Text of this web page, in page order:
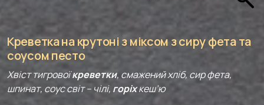
Креветка на крутоні з міксом з сиру фета та
соусом песто
Хвіст тигровоїкреветки, смажений хліб, сир фета,
шпинат, соус світ – чілі, горіхкеш’ю